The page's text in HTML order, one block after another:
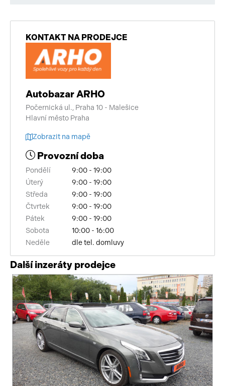
KONTAKT NA PRODEJCE
Autobazar ARHO
Počernická ul., Praha 10 - Malešice
Hlavní město Praha
Zobrazit na mapě
Provozní doba
Pondělí
9:00 - 19:00
Úterý
9:00 - 19:00
Středa
9:00 - 19:00
Čtvrtek
9:00 - 19:00
Pátek
9:00 - 19:00
Sobota
10:00 - 16:00
Neděle
dle tel. domluvy
Další inzeráty prodejce